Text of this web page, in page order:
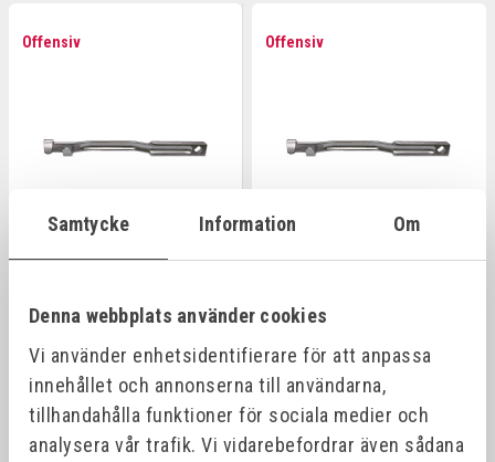
Samtycke Information Om
Denna webbplats använder cookies
Vi använder enhetsidentifierare för att anpassa
innehållet och annonserna till användarna,
tillhandahålla funktioner för sociala medier och
analysera vår trafik. Vi vidarebefordrar även sådana
Offensiv
FÖRLÄNGARE
350MM
Art.nr:298000
990,00 kr
Offensiv
FÖRLÄNGARE
Art.nr:299000
3 790,00 kr